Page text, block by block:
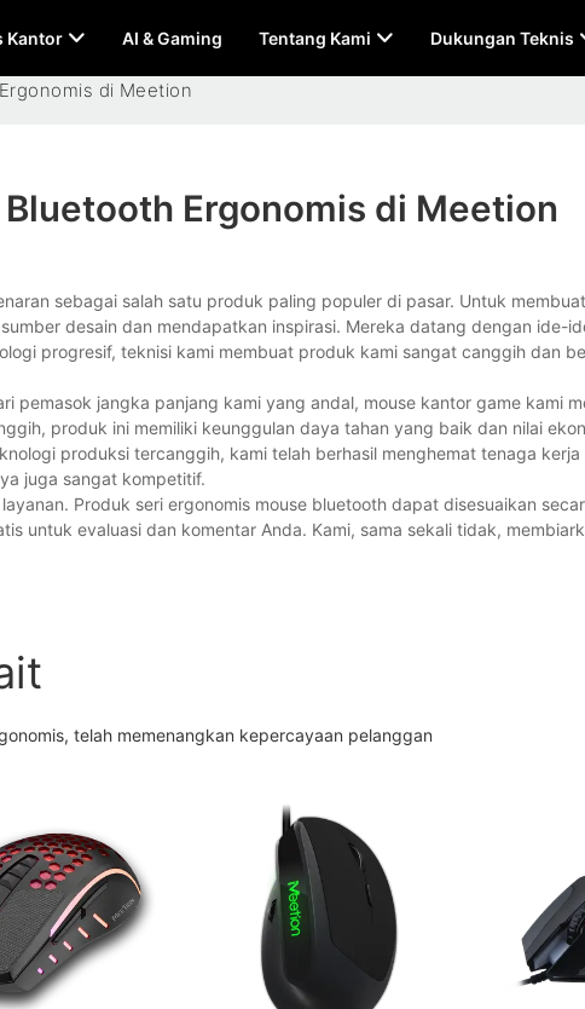
Kantor AI & Gaming Tentang Kami Dukungan Teknis
di Meetion
Ergonomis di Meetion
sebagai salah satu produk paling populer di pasar. Untuk
desain dan mendapatkan inspirasi. Mereka datang dengan ide-
progresif, teknisi kami membuat produk kami sangat canggih dan
pemasok jangka panjang kami yang andal, mouse kantor game kami
produk ini memiliki keunggulan daya tahan yang baik dan nilai
produksi tercanggih, kami telah berhasil menghemat tenaga
juga sangat kompetitif.
Produk seri ergonomis mouse bluetooth dapat disesuaikan
untuk evaluasi dan komentar Anda. Kami, sama sekali tidak,
telah memenangkan kepercayaan pelanggan